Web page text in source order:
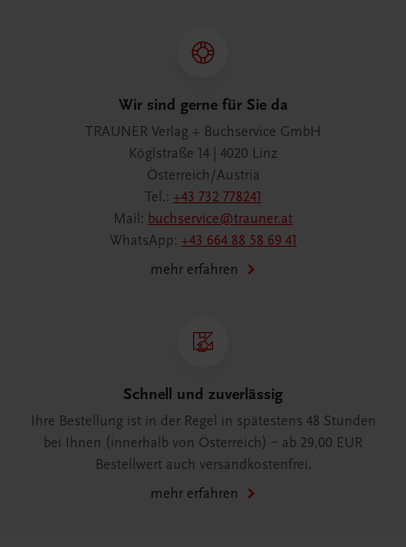
Wir sind gerne für Sie da
TRAUNER Verlag + Buchservice GmbH
Köglstraße 14 | 4020 Linz
Österreich/Austria
Tel.: +43 732 778241
Mail: buchservice@trauner.at
WhatsApp: +43 664 88 58 69 41
mehr erfahren
Schnell und zuverlässig
Ihre Bestellung ist in der Regel in spätestens 48 Stunden
bei Ihnen (innerhalb von Österreich) – ab 29,00 EUR
Bestellwert auch versandkostenfrei.
mehr erfahren